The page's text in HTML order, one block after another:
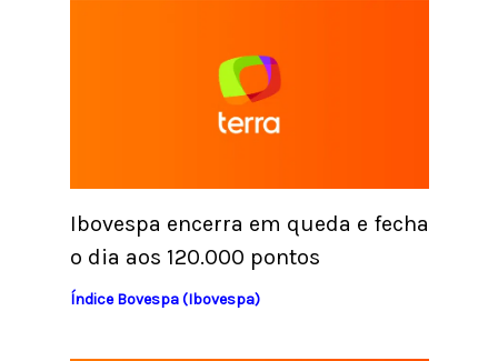
Ibovespa encerra em queda e fecha
o dia aos 120.000 pontos
Índice Bovespa (Ibovespa)